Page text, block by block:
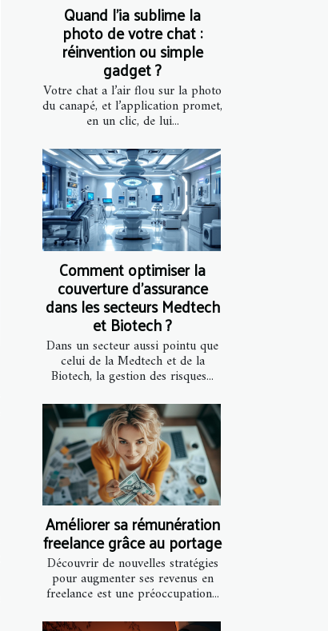
Quand l’ia sublime la
photo de votre chat :
réinvention ou simple
gadget ?
Votre chat a l’air flou sur la photo
du canapé, et l’application promet,
en un clic, de lui...
Comment optimiser la
couverture d'assurance
dans les secteurs Medtech
et Biotech ?
Dans un secteur aussi pointu que
celui de la Medtech et de la
Biotech, la gestion des risques...
Améliorer sa rémunération
freelance grâce au portage
Découvrir de nouvelles stratégies
pour augmenter ses revenus en
freelance est une préoccupation...